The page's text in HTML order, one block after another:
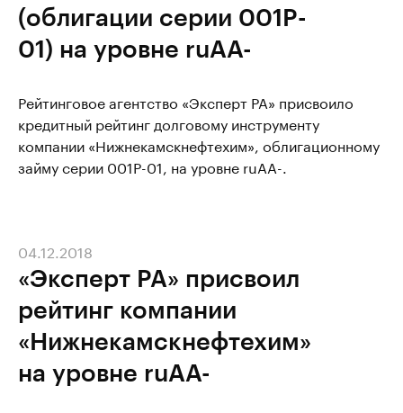
(облигации серии 001P-
01) на уровне ruAA-
Рейтинговое агентство «Эксперт РА» присвоило
кредитный рейтинг долговому инструменту
компании «Нижнекамскнефтехим», облигационному
займу серии 001P-01, на уровне ruAA-.
«Эксперт РА» присвоил
рейтинг компании
«Нижнекамскнефтехим»
на уровне ruAА-
04.12.2018